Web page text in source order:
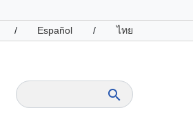
/ Español / ไทย